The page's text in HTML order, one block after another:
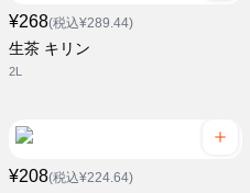
¥268(税込¥289.44)
生茶 キリン
2L
¥208(税込¥224.64)